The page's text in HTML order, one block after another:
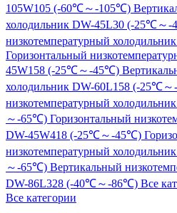
105W105 (-60℃～-105℃)
холодильник DW-45L30 (-25℃～
низкотемпературный
Горизонтальный
45W158 (-25℃～-45℃)
холодильник DW-60L158 (-25℃
низкотемпературный
～-65℃) Горизонтальный
DW-45W418 (-25℃～-45℃)
низкотемпературный
～-65℃) Вертикальный
DW-86L328 (-40℃～-86℃) Все
Все категории